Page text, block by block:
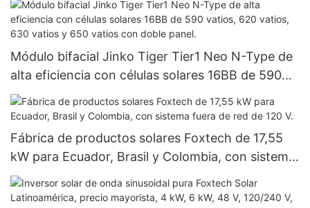
Módulo bifacial Jinko Tiger Tier1 Neo N-Type de
alta eficiencia con células solares 16BB de 590
vatios, 620 vatios, 630 vatios y 650 vatios con
doble panel.
Fábrica de productos solares Foxtech de 17,55
kW para Ecuador, Brasil y Colombia, con sistema
fuera de red de 120 V.